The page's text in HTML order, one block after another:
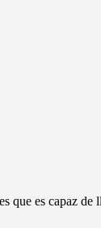
que es capaz